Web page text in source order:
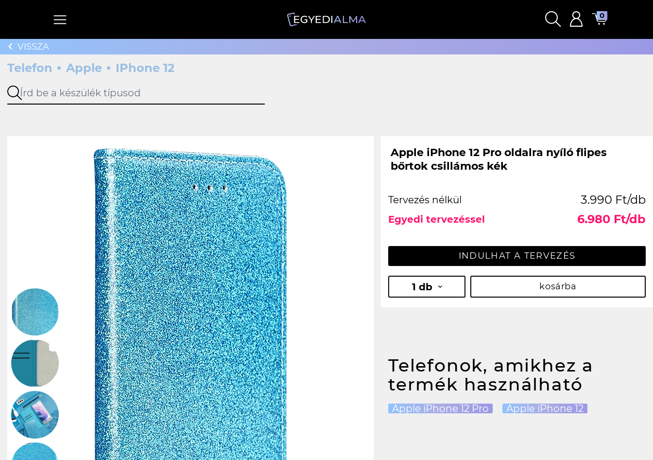
0
VISSZA
Telefon Apple IPhone 12
Apple iPhone 12 Pro oldalra nyíló flipes
bőrtok csillámos kék
Tervezés nélkül 3.990 Ft/db
Egyedi tervezéssel 6.980 Ft/db
INDULHAT A TERVEZÉS
1 db kosárba
Telefonok, amikhez a
termék használható
Apple iPhone 12 Pro Apple iPhone 12